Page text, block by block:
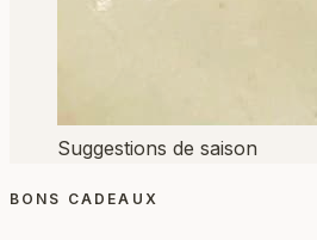
Suggestions de saison
BONS CADEAUX